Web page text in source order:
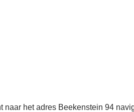
het adres Beekenstein 94